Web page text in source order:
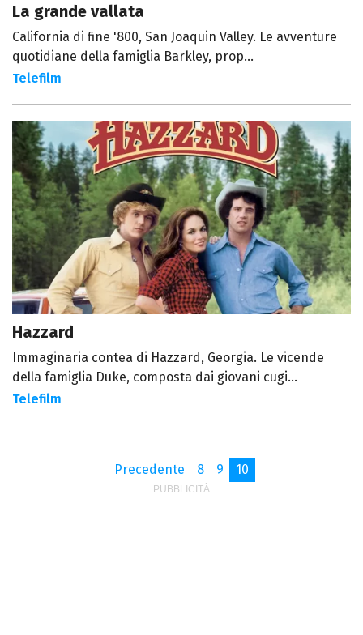
La grande vallata
California di fine '800, San Joaquin Valley. Le avventure
quotidiane della famiglia Barkley, prop...
Telefilm
Hazzard
Immaginaria contea di Hazzard, Georgia. Le vicende
della famiglia Duke, composta dai giovani cugi...
Telefilm
Precedente 8 9 10